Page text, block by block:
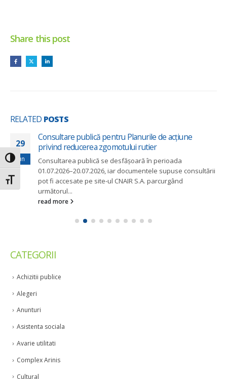
Toggle High Contrast
Toggle Font size
Share this post
RELATED POSTS
29
Jun
Consultare publică pentru Planurile de acțiune
privind reducerea zgomotului rutier
Consultarea publică se desfășoară în perioada
01.07.2026–20.07.2026, iar documentele supuse consultării
pot fi accesate pe site-ul CNAIR S.A. parcurgând
următorul...
read more
CATEGORII
Achizitii publice
Alegeri
Anunturi
Asistenta sociala
Avarie utilitati
Complex Arinis
Cultural